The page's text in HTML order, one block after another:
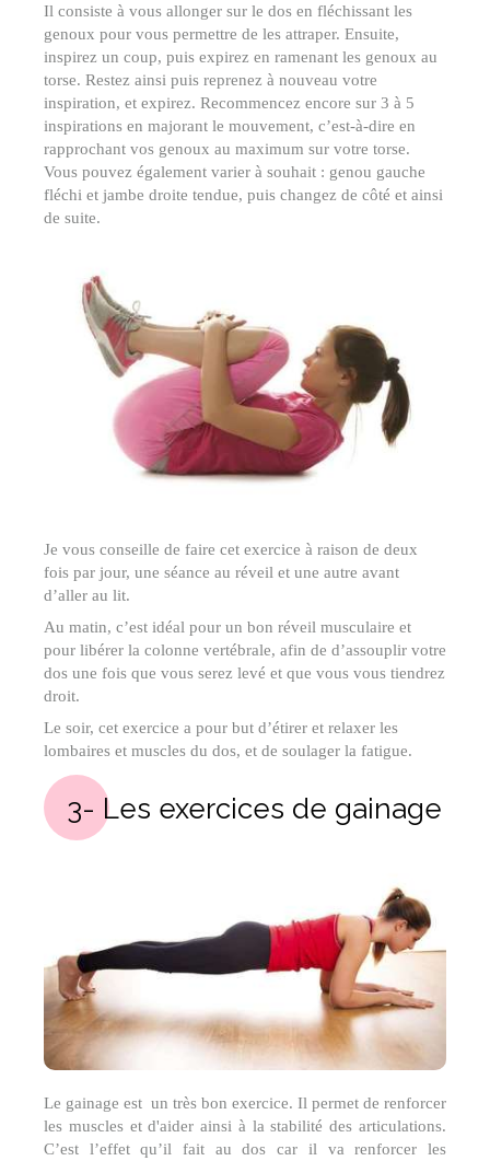
Il consiste à vous allonger sur le dos en fléchissant les
genoux pour vous permettre de les attraper. Ensuite,
inspirez un coup, puis expirez en ramenant les genoux au
torse. Restez ainsi puis reprenez à nouveau votre
inspiration, et expirez. Recommencez encore sur 3 à 5
inspirations en majorant le mouvement, c’est-à-dire en
rapprochant vos genoux au maximum sur votre torse.
Vous pouvez également varier à souhait : genou gauche
fléchi et jambe droite tendue, puis changez de côté et ainsi
de suite.
Je vous conseille de faire cet exercice à raison de deux
fois par jour, une séance au réveil et une autre avant
d’aller au lit.
Au matin, c’est idéal pour un bon réveil musculaire et
pour libérer la colonne vertébrale, afin de d’assouplir votre
dos une fois que vous serez levé et que vous vous tiendrez
droit.
Le soir, cet exercice a pour but d’étirer et relaxer les
lombaires et muscles du dos, et de soulager la fatigue.
3- Les exercices de gainage
Le gainage est un très bon exercice. Il permet de renforcer
les muscles et d'aider ainsi à la stabilité des articulations.
C’est l’effet qu’il fait au dos car il va renforcer les